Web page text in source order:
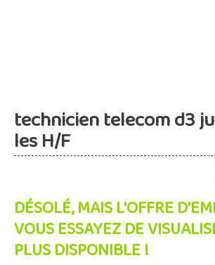
technicien telecom d3
les H/F
DÉSOLÉ, MAIS L'OFFRE
VOUS ESSAYEZ DE
PLUS DISPONIBLE !